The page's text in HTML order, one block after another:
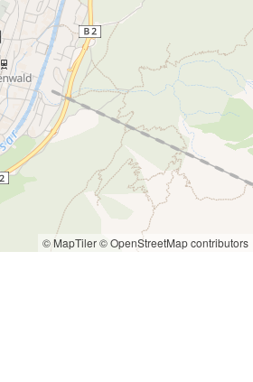
© MapTiler© OpenStreetMap contributors